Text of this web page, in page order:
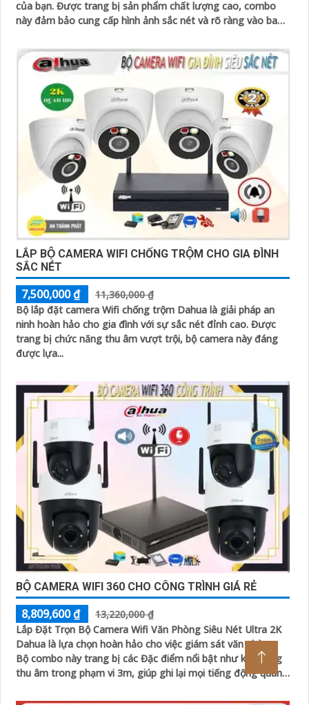
của bạn. Được trang bị sản phẩm chất lượng cao, combo
này đảm bảo cung cấp hình ảnh sắc nét và rõ ràng vào ban
LẮP BỘ CAMERA WIFI CHỐNG TRỘM CHO GIA ĐÌNH
SẮC NÉT
7,500,000 ₫
11,360,000 ₫
Bộ lắp đặt camera Wifi chống trộm Dahua là giải pháp an
ninh hoàn hảo cho gia đình với sự sắc nét đỉnh cao. Được
trang bị chức năng thu âm vượt trội, bộ camera này đáng
được lựa...
BỘ CAMERA WIFI 360 CHO CÔNG TRÌNH GIÁ RẺ
8,809,600 ₫
13,220,000 ₫
Lắp Đặt Trọn Bộ Camera Wifi Văn Phòng Siêu Nét Ultra 2K
Dahua là lựa chọn hoàn hảo cho việc giám sát văn phòng.
Bộ combo này trang bị các Đặc điểm nổi bật như khả năng
thu âm trong phạm vi 3m, giúp ghi lại mọi tiếng động quan